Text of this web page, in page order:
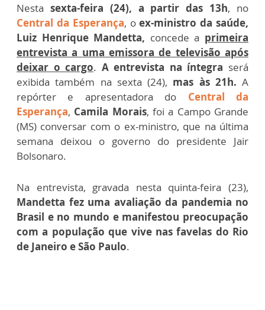
Nesta sexta-feira (24), a partir das 13h, no
Central da Esperança, oex-ministro da saúde,
Luiz Henrique Mandetta, concede a primeira
entrevista a uma emissora de televisão após
deixar o cargo. A entrevista na íntegra será
exibida também na sexta (24), mas às 21h. A
repórter e apresentadora do Central da
Esperança, Camila Morais, foi a Campo Grande
(MS) conversar com o ex-ministro, que na última
semana deixou o governo do presidente Jair
Bolsonaro.
Na entrevista, gravada nesta quinta-feira (23),
Mandetta fez uma avaliação da pandemia no
Brasil e no mundo e manifestou preocupação
com a população que vive nas favelas do Rio
de Janeiro e São Paulo.